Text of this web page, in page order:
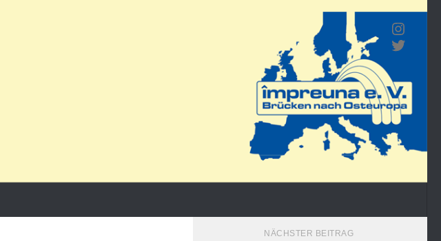
Wir bei
Twitter
NÄCHSTER BEITRAG